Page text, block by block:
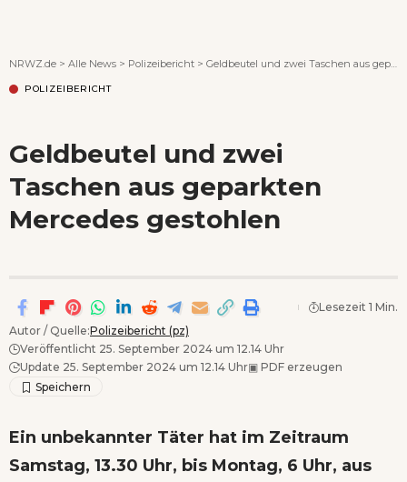
NRWZ.de > Alle News > Polizeibericht > Geldbeutel und zwei Taschen aus geparkten Mercedes gestohlen
POLIZEIBERICHT
Geldbeutel und zwei
Taschen aus geparkten
Mercedes gestohlen
Autor / Quelle:Polizeibericht (pz)
Veröffentlicht 25. September 2024 um 12.14 Uhr
Update 25. September 2024 um 12.14 Uhr▣ PDF erzeugen
Lesezeit 1 Min.
Ein unbekannter Täter hat im Zeitraum
Samstag, 13.30 Uhr, bis Montag, 6 Uhr, aus